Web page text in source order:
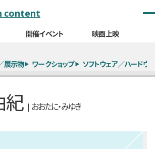
content
開催イベント 映画上映
展示物 ワークショップ ソフトウェア／ハードウ
紀 | おおたに・みゆき